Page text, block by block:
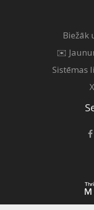
Biežāk
✉️
Sistēmas